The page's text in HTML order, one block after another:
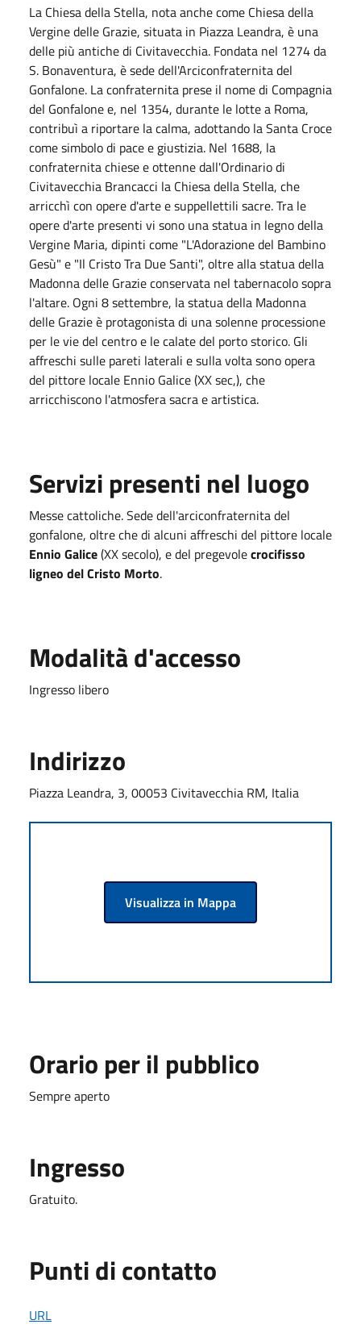
La Chiesa della Stella, nota anche come Chiesa della
Vergine delle Grazie, situata in Piazza Leandra, è una
delle più antiche di Civitavecchia. Fondata nel 1274 da
S. Bonaventura, è sede dell'Arciconfraternita del
Gonfalone. La confraternita prese il nome di Compagnia
del Gonfalone e, nel 1354, durante le lotte a Roma,
contribuì a riportare la calma, adottando la Santa Croce
come simbolo di pace e giustizia. Nel 1688, la
confraternita chiese e ottenne dall'Ordinario di
Civitavecchia Brancacci la Chiesa della Stella, che
arricchì con opere d'arte e suppellettili sacre. Tra le
opere d'arte presenti vi sono una statua in legno della
Vergine Maria, dipinti come "L'Adorazione del Bambino
Gesù" e "Il Cristo Tra Due Santi", oltre alla statua della
Madonna delle Grazie conservata nel tabernacolo sopra
l'altare. Ogni 8 settembre, la statua della Madonna
delle Grazie è protagonista di una solenne processione
per le vie del centro e le calate del porto storico. Gli
affreschi sulle pareti laterali e sulla volta sono opera
del pittore locale Ennio Galice (XX sec,), che
arricchiscono l'atmosfera sacra e artistica.
Servizi presenti nel luogo
Messe cattoliche. Sede dell'arciconfraternita del
gonfalone, oltre che di alcuni affreschi del pittore locale
Ennio Galice(XX secolo), e del pregevolecrocifisso
ligneo del Cristo Morto.
Modalità d'accesso
Ingresso libero
Indirizzo
Piazza Leandra, 3, 00053 Civitavecchia RM, Italia
Visualizza in Mappa
Orario per il pubblico
Sempre aperto
Ingresso
Gratuito.
Punti di contatto
URL